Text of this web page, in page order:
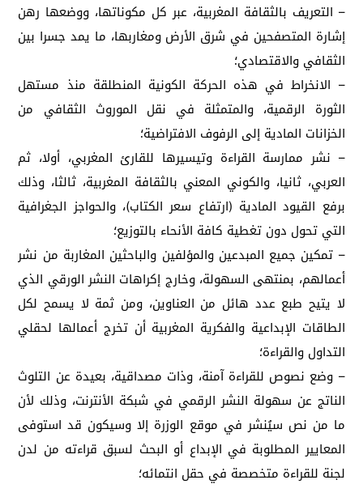
– التعريف بالثقافة المغربية، عبر كل مكوناتها، ووضعها رهن
إشارة المتصفحين في شرق الأرض ومغاربها، ما يمد جسرا بين
الثقافي والاقتصادي؛
– الانخراط في هذه الحركة الكونية المنطلقة منذ مستهل
الثورة الرقمية، والمتمثلة في نقل الموروث الثقافي من
الخزانات المادية إلى الرفوف الافتراضية؛
– نشر ممارسة القراءة وتيسيرها للقارئ المغربي، أولا، ثم
العربي، ثانيا، والكوني المعني بالثقافة المغربية، ثالثا، وذلك
برفع القيود المادية (ارتفاع سعر الكتاب)، والحواجز الجغرافية
التي تحول دون تغطية كافة الأنحاء بالتوزيع؛
– تمكين جميع المبدعين والمؤلفين والباحثين المغاربة من نشر
أعمالهم، بمنتهى السهولة، وخارج إكراهات النشر الورقي الذي
لا يتيح طبع عدد هائل من العناوين، ومن ثمة لا يسمح لكل
الطاقات الإبداعية والفكرية المغربية أن تخرج أعمالها لحقلي
التداول والقراءة؛
– وضع نصوص للقراءة آمنة، وذات مصداقية، بعيدة عن التلوث
الناتج عن سهولة النشر الرقمي في شبكة الأنترنت، وذلك لأن
ما من نص سيُنشر في موقع الوزرة إلا وسيكون قد استوفى
المعايير المطلوبة في الإبداع أو البحث لسبق قراءته من لدن
لجنة للقراءة متخصصة في حقل انتمائه؛